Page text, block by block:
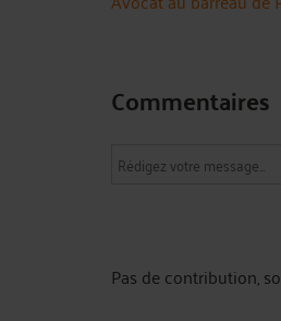
Commentaires
Pas de contribution,